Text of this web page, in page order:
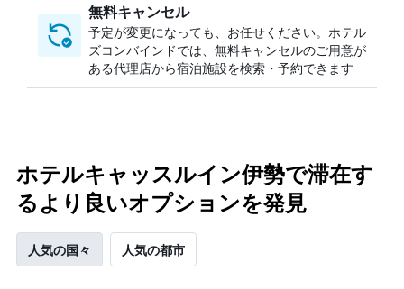
無料キャンセル
予定が変更になっても、お任せください。ホテル
ズコンバインドでは、無料キャンセルのご用意が
ある代理店から宿泊施設を検索・予約できます
ホテルキャッスルイン伊勢で滞在す
るより良いオプションを発見
人気の国々 人気の都市